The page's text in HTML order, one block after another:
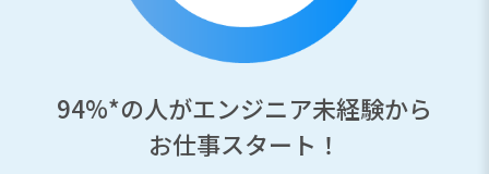
94%*の人がエンジニア未経験から
お仕事スタート！